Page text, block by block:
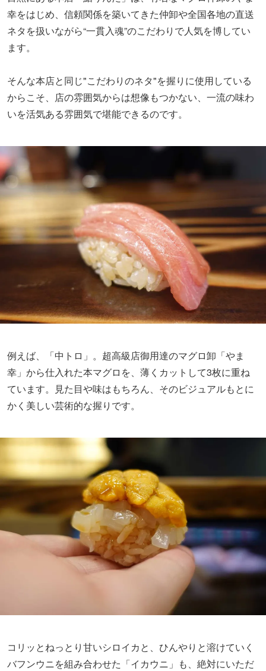
幸をはじめ、信頼関係を築いてきた仲卸や全国各地の直送
ネタを扱いながら“一貫入魂”のこだわりで人気を博してい
ます。
そんな本店と同じ"こだわりのネタ"を握りに使用している
からこそ、店の雰囲気からは想像もつかない、一流の味わ
いを活気ある雰囲気で堪能できるのです。
例えば、「中トロ」。超高級店御用達のマグロ卸「やま
幸」から仕入れた本マグロを、薄くカットして3枚に重ね
ています。見た目や味はもちろん、そのビジュアルもとに
かく美しい芸術的な握りです。
コリッとねっとり甘いシロイカと、ひんやりと溶けていく
バフンウニを組み合わせた「イカウニ」も、絶対にいただ